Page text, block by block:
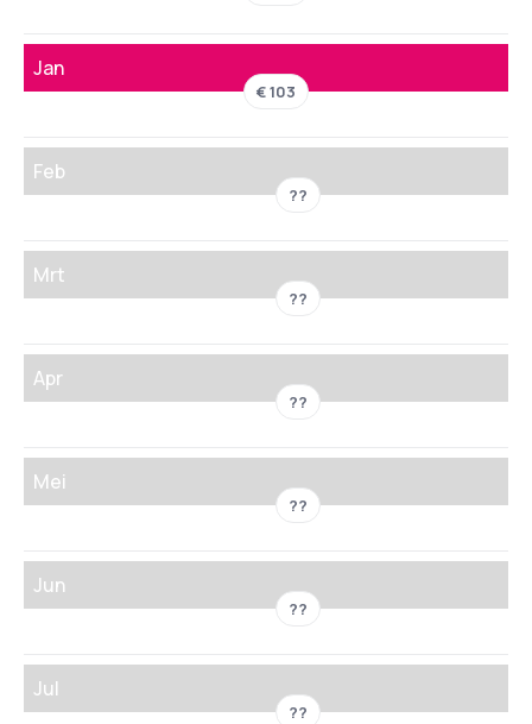
Jan
€ 103
Feb
??
Mrt
??
Apr
??
Mei
??
Jun
??
Jul
??